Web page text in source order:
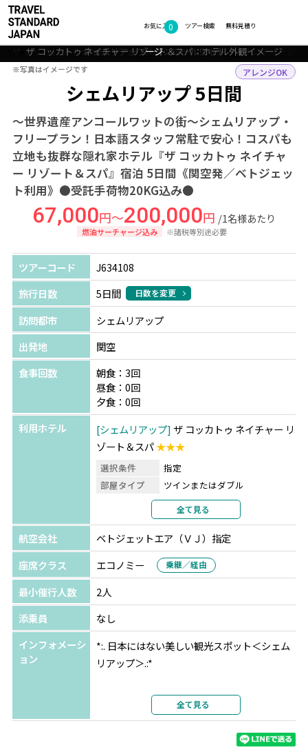
お気に入り
0 無料見積り
ツアー検索
アジア カンボジア シェムリアップ ツアー詳細
シェムリアップ 5日間
～世界遺産アンコールワットの街～シェムリアップ・
フリープラン！日本語スタッフ常駐で安心！コスパも
立地も抜群な隠れ家ホテル『ザ コッカトゥ ネイチャ
ー リゾート＆スパ』宿泊 5日間《関空発／ベトジェッ
ト利用》●受託手荷物20KG込み●
アレンジOK
67,000円～200,000円 /1名様あたり
燃油サーチャージ込み ※諸税等別途必要
ザ コッカトゥ ネイチャー リゾート＆スパ：ホテルレストランイメージ
シェムリアップ：アンコールワット
ザ コッカトゥ ネイチャー リゾート＆スパ：ホテル外観イメージ
ザ コッカトゥ ネイチャー リゾート＆スパ：ホテル客室デラックスイメ
ージ
ザ コッカトゥ ネイチャー リゾート＆スパ：ホテルプールイメージ
※写真はイメージです
※写真はイメージです
ツアーコード
J634108
旅行日数
5日間 日数を変更
訪問都市
シェムリアップ
出発地
関空
食事回数
朝食：3回
昼食：0回
夕食：0回
利用ホテル
シェムリアップ ザ コッカトゥ ネイチャー リ
ゾート＆スパ★★★
選択条件
指定
部屋タイプ
ツインまたはダブル
2名1室利用
部屋カテゴリ
指定なし
全て見る
航空会社
ベトジェットエア（ＶＪ）指定
座席クラス
エコノミー 乗継／経由
最小催行人数
2人
添乗員
なし
インフォメーシ
ョン
*:. 日本にはない美しい観光スポット＜シェム
リアップ＞.:*
大自然に囲まれた素晴らしい遺跡群がある街
有名なアンコールワットは1992年に世界遺産
全て見る